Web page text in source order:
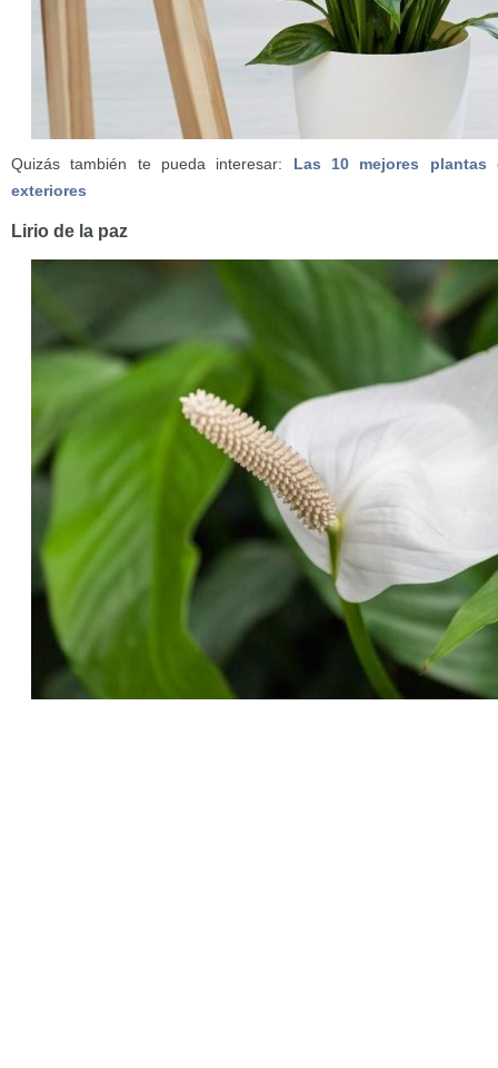
Quizás también te pueda interesar: Las 10 mejores plantas
exteriores
Lirio de la paz